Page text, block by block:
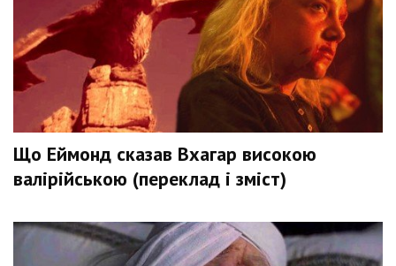
Що Еймонд сказав Вхагар високою
валірійською (переклад і зміст)